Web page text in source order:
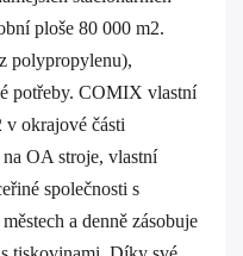
ploše 80 000 m2.
polypropylenu),
potřeby. COMIX vlastní
v okrajové části
na OA stroje, vlastní
společnosti s
a denně zásobuje